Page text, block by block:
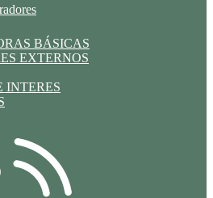
BÁSICAS
EXTERNOS
INTERES